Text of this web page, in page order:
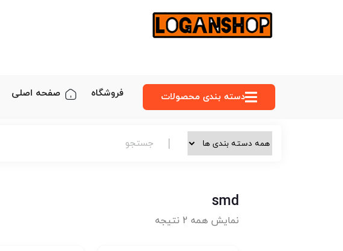
دسته‌ بندی محصولات فروشگاه صفحه اصلی
smd
نمایش همه 2 نتیجه